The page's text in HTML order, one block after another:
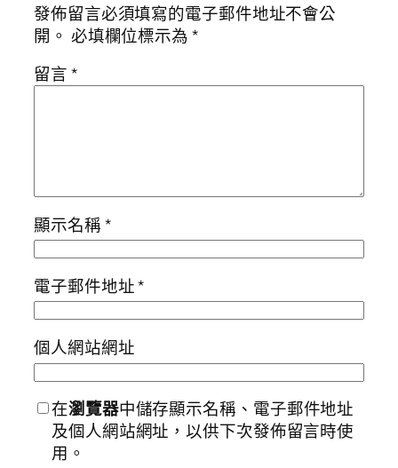
發佈留言必須填寫的電子郵件地址不會公
開。 必填欄位標示為*
留言*
顯示名稱*
電子郵件地址*
個人網站網址
在瀏覽器中儲存顯示名稱、電子郵件地址
及個人網站網址，以供下次發佈留言時使
用。